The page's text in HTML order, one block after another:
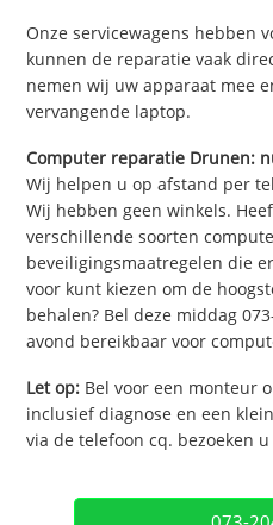
Onze servicewagens hebben
kunnen de reparatie vaak
nemen wij uw apparaat mee
vervangende laptop.
Computer reparatie Drunen:
Wij helpen u op afstand per
Wij hebben geen winkels.
verschillende soorten
beveiligingsmaatregelen die
voor kunt kiezen om de
behalen? Bel deze middag
avond bereikbaar voor
Let op: Bel voor een monteur
inclusief diagnose en een
via de telefoon cq. bezoeken